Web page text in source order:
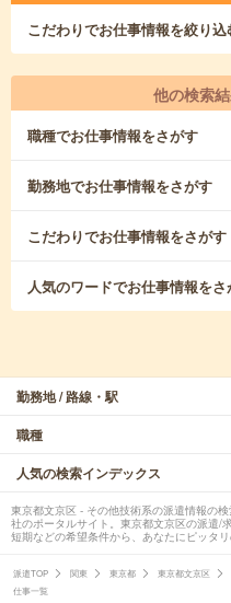
こだわりでお仕事情報を絞り込
他の検索
職種でお仕事情報をさがす
勤務地でお仕事情報をさがす
こだわりでお仕事情報をさがす
人気のワードでお仕事情報をさ
勤務地 / 路線・駅
職種
人気の検索インデックス
東京都文京区 - その他技術系の派遣情報の
社のポータルサイト。東京都文京区の派遣/
短期などの希望条件から、あなたにピッタ
派遣TOP 関東 東京都 東京都文京区
仕事一覧